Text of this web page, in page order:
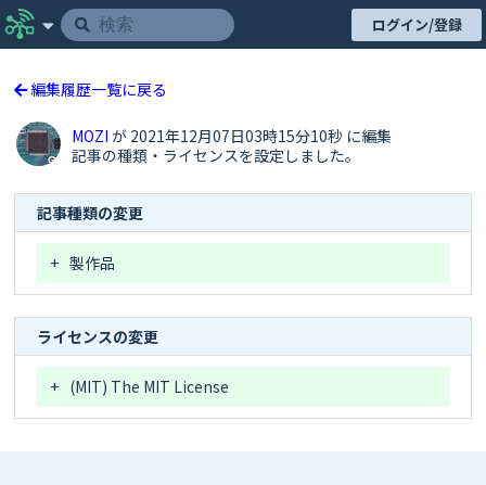
ログイン/登録
編集履歴一覧に戻る
MOZIが 2021年12月07日03時15分10秒 に編集
記事の種類・ライセンスを設定しました。
記事種類の変更
+ 製作品
ライセンスの変更
+ (MIT) The MIT License